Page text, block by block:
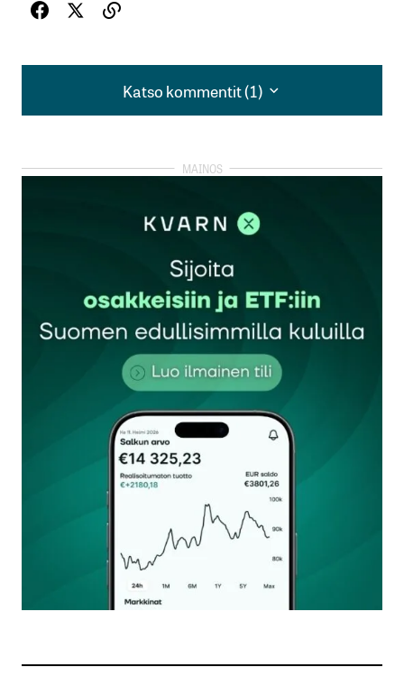
Katso kommentit (1)
Katso kommentit (1)
tehdä tuloaan. Ja sen myötä olisi tarkoitus laittaa
Pakko myöntää, että mekin olemme viivästyttäneet
remonttia jo jonkun aikaa. Nyt se on pakko hoitaa,
jotta ei tule ikäviä yllätyksiä.
20.4.2021 at 15:01
Vastaa
kirjautua
rekisteröityä
Sähköpostiosoitettasi ei julkaista.
Pakolliset